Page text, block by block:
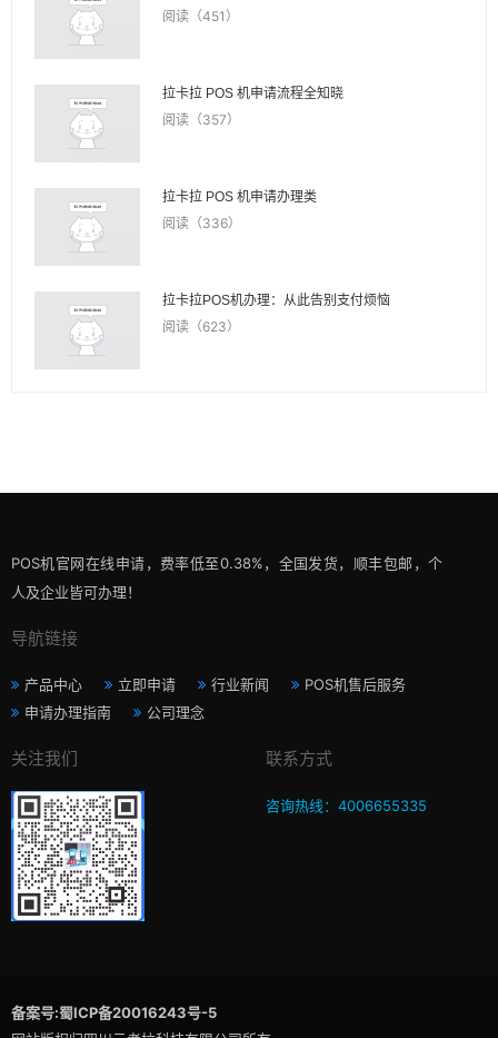
阅读（451）
拉卡拉 POS 机申请流程全知晓
阅读（357）
拉卡拉 POS 机申请办理类
阅读（336）
拉卡拉POS机办理：从此告别支付烦恼
阅读（623）
POS机官网在线申请，费率低至0.38%，全国发货，顺丰包邮，个
人及企业皆可办理！
导航链接
产品中心 立即申请 行业新闻
POS机售后服务
申请办理指南
公司理念
关注我们 联系方式
咨询热线：4006655335
备案号:蜀ICP备20016243号-5